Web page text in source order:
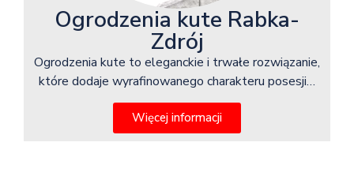
Ogrodzenia kute Rabka-
Zdrój
Ogrodzenia kute to eleganckie i trwałe rozwiązanie,
które dodaje wyrafinowanego charakteru posesji…
Więcej informacji